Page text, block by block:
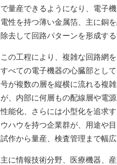
で量産できるようになり、電子
電性を持つ薄い金属箔、主に銅
除去して回路パターンを形成す
この工程により、複雑な回路網
すべての電子機器の心臓部とし
号が複数の層を縦横に流れる複
が、内部に何層もの配線層や電
性能化、さらには小型化を追求
ウハウを持つ企業群が、用途や
試作から量産、検査管理まで幅
主に情報技術分野、医療機器、